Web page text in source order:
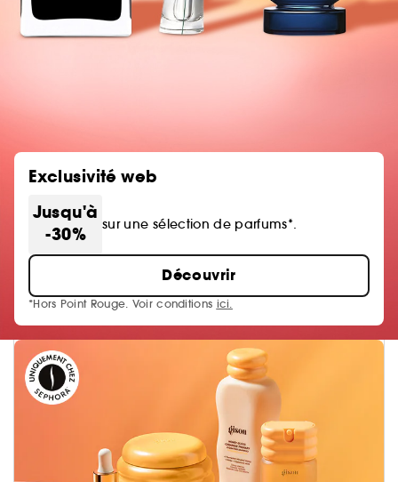
Exclusivité web
Jusqu'à
-30%
sur une sélection de parfums*.
Découvrir
*Hors Point Rouge. Voir conditions ici.